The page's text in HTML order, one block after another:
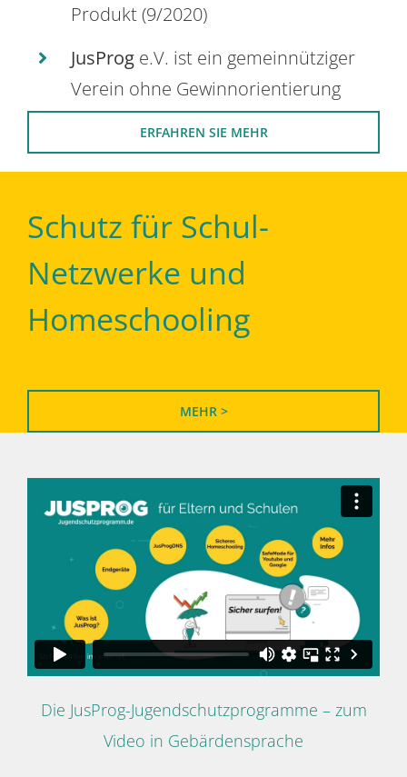
Produkt (9/2020)
JusProg e.V. ist ein gemeinnütziger
Verein ohne Gewinnorientierung
ERFAHREN SIE MEHR
Schutz für Schul-
Netzwerke und
Homeschooling
MEHR >
Die JusProg-Jugendschutzprogramme – zum
Video in Gebärdensprache